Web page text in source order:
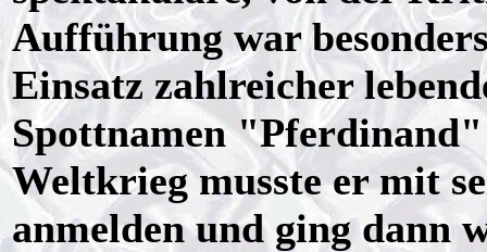
Aufführung war
Einsatz zahlreicher
Spottnamen
Weltkrieg musste er mit
anmelden und ging dann